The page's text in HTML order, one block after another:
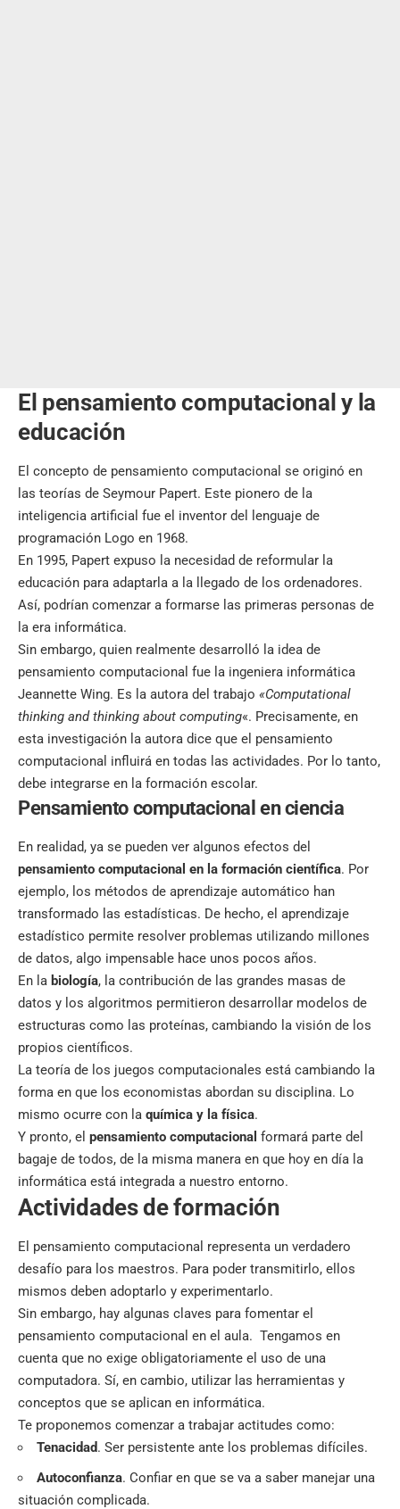
El pensamiento computacional y la
educación
El concepto de pensamiento computacional se originó en
las teorías de Seymour Papert. Este pionero de la
inteligencia artificial fue el inventor del lenguaje de
programación Logo en 1968.
En 1995, Papert expuso la necesidad de reformular la
educación para adaptarla a la llegado de los ordenadores.
Así, podrían comenzar a formarse las primeras personas de
la era informática.
Sin embargo, quien realmente desarrolló la idea de
pensamiento computacional fue la ingeniera informática
Jeannette Wing. Es la autora del trabajo «Computational
thinking and thinking about computing«. Precisamente, en
esta investigación la autora dice que el pensamiento
computacional influirá en todas las actividades. Por lo tanto,
debe integrarse en la formación escolar.
Pensamiento computacional en ciencia
En realidad, ya se pueden ver algunos efectos del
pensamiento computacional en la formación científica. Por
ejemplo, los métodos de aprendizaje automático han
transformado las estadísticas. De hecho, el aprendizaje
estadístico permite resolver problemas utilizando millones
de datos, algo impensable hace unos pocos años.
En la biología, la contribución de las grandes masas de
datos y los algoritmos permitieron desarrollar modelos de
estructuras como las proteínas, cambiando la visión de los
propios científicos.
La teoría de los juegos computacionales está cambiando la
forma en que los economistas abordan su disciplina. Lo
mismo ocurre con la química y la física.
Y pronto, el pensamiento computacional formará parte del
bagaje de todos, de la misma manera en que hoy en día la
informática está integrada a nuestro entorno.
Actividades de formación
El pensamiento computacional representa un verdadero
desafío para los maestros. Para poder transmitirlo, ellos
mismos deben adoptarlo y experimentarlo.
Sin embargo, hay algunas claves para fomentar el
pensamiento computacional en el aula. Tengamos en
cuenta que no exige obligatoriamente el uso de una
computadora. Sí, en cambio, utilizar las herramientas y
conceptos que se aplican en informática.
Te proponemos comenzar a trabajar actitudes como:
Tenacidad. Ser persistente ante los problemas difíciles.
Autoconfianza. Confiar en que se va a saber manejar una
situación complicada.